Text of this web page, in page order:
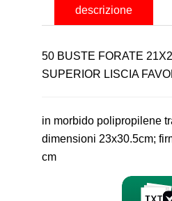
descrizione
50 BUSTE FORATE
SUPERIOR LISCIA
in morbido polipropilene
dimensioni 23x30.5cm;
cm